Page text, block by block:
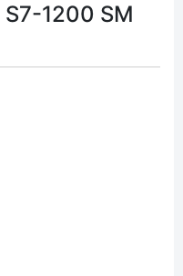
1200 SM